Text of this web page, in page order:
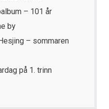
– 101 år
by
Hesjing – sommaren
på 1. trinn